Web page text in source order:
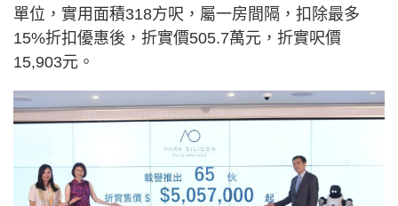
單位，實用面積318方呎，屬一房間隔，扣除最多
15%折扣優惠後，折實價505.7萬元，折實呎價
15,903元。